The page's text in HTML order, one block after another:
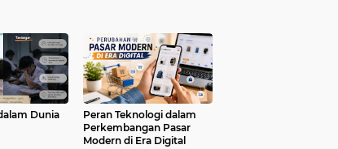
Dunia
Peran Teknologi dalam
Perkembangan Pasar
Modern di Era Digital